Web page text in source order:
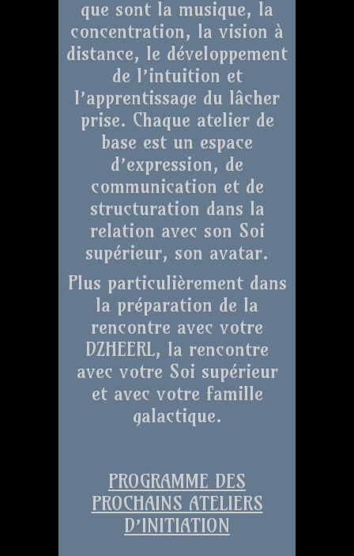
que sont la musique, la
concentration, la vision à
distance, le développement
de l’intuition et
l’apprentissage du lâcher
prise. Chaque atelier de
base est un espace
d’expression, de
communication et de
structuration dans la
relation avec son Soi
supérieur, son avatar.
Plus particulièrement dans
la préparation de la
rencontre avec votre
DZHEERL, la rencontre
avec votre Soi supérieur
et avec votre famille
galactique.
PROGRAMME DES
PROCHAINS ATELIERS
D’INITIATION